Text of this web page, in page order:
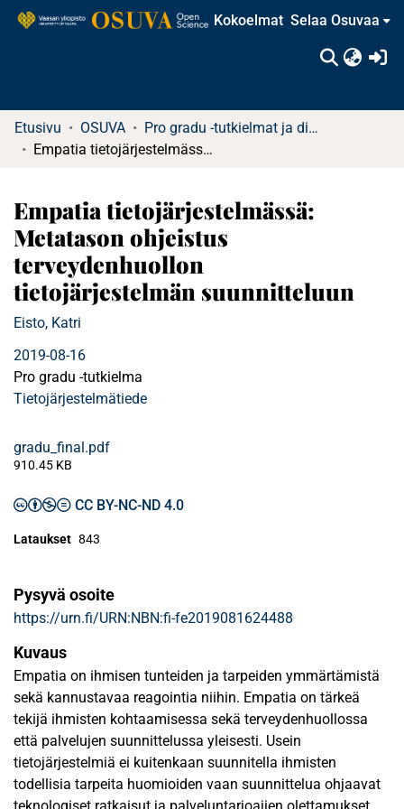
Kokoelmat Selaa Osuvaa
Etusivu OSUVA
Pro gradu -tutkielmat ja diplomityöt
Empatia tietojärjestelmässä: Metatason ohjeistus terveydenhuollon tietojärjestelmän suunnitteluun
Empatia tietojärjestelmässä:
Metatason ohjeistus
terveydenhuollon
tietojärjestelmän suunnitteluun
Eisto, Katri
2019-08-16
Pro gradu -tutkielma
Tietojärjestelmätiede
gradu_final.pdf
910.45 KB
CC BY-NC-ND 4.0
Lataukset 843
Pysyvä osoite
https://urn.fi/URN:NBN:fi-fe2019081624488
Kuvaus
Empatia on ihmisen tunteiden ja tarpeiden ymmärtämistä
sekä kannustavaa reagointia niihin. Empatia on tärkeä
tekijä ihmisten kohtaamisessa sekä terveydenhuollossa
että palvelujen suunnittelussa yleisesti. Usein
tietojärjestelmiä ei kuitenkaan suunnitella ihmisten
todellisia tarpeita huomioiden vaan suunnittelua ohjaavat